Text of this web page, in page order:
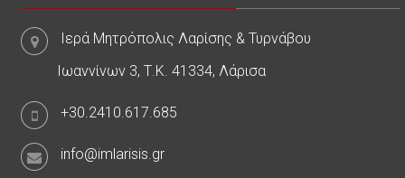
Ιερά Μητρόπολις Λαρίσης & Τυρνάβου
Ιωαννίνων 3, Τ.Κ. 41334, Λάρισα
+30.2410.617.685
info@imlarisis.gr